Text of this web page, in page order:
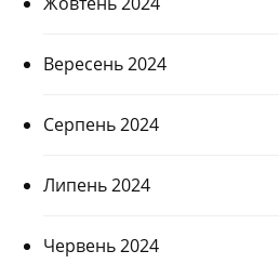
Вересень 2024
Серпень 2024
Липень 2024
Червень 2024